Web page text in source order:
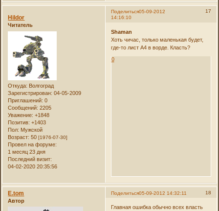
Поделиться 17
05-09-2012
14:16:10
Hildor
Читатель
Откуда: Волгоград
Зарегистрирован: 04-05-2009
Приглашений: 0
Сообщений: 2205
Уважение: +1848
Позитив: +1403
Пол: Мужской
Возраст: 50[1976-07-30]
Провел на форуме:
1 месяц 23 дня
Последний визит:
04-02-2020 20:35:56
Shaman
Хоть чичас, только маленькая будет,
где-то лист А4 в ворде. Класть?
0
Поделиться 18
05-09-2012 14:32:11
E.tom
Автор
Главная ошибка обычно всех власть